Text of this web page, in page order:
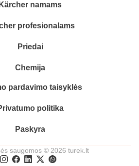
Kärcher namams
profesionalams
Priedai
Chemija
pardavimo taisyklės
politika
Paskyra
saugomos © 2026 turek.lt